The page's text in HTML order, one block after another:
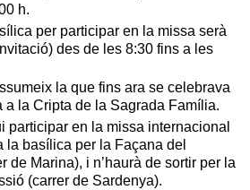
h.
per participar en la missa serà
des de les 8:30 fins a les
la que fins ara se celebrava
a la Cripta de la Sagrada Família.
participar en la missa internacional
la basílica per la Façana del
de Marina), i n’haurà de sortir per la
(carrer de Sardenya).